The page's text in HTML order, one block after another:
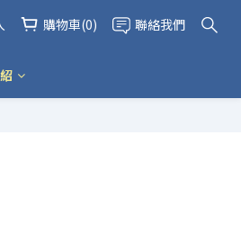
購物車(0) 聯絡我們